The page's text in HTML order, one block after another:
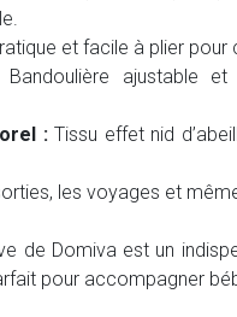
et facile à plier
ajustable
:Tissu effet nid
les voyages et
de Domiva est un
pour accompagner